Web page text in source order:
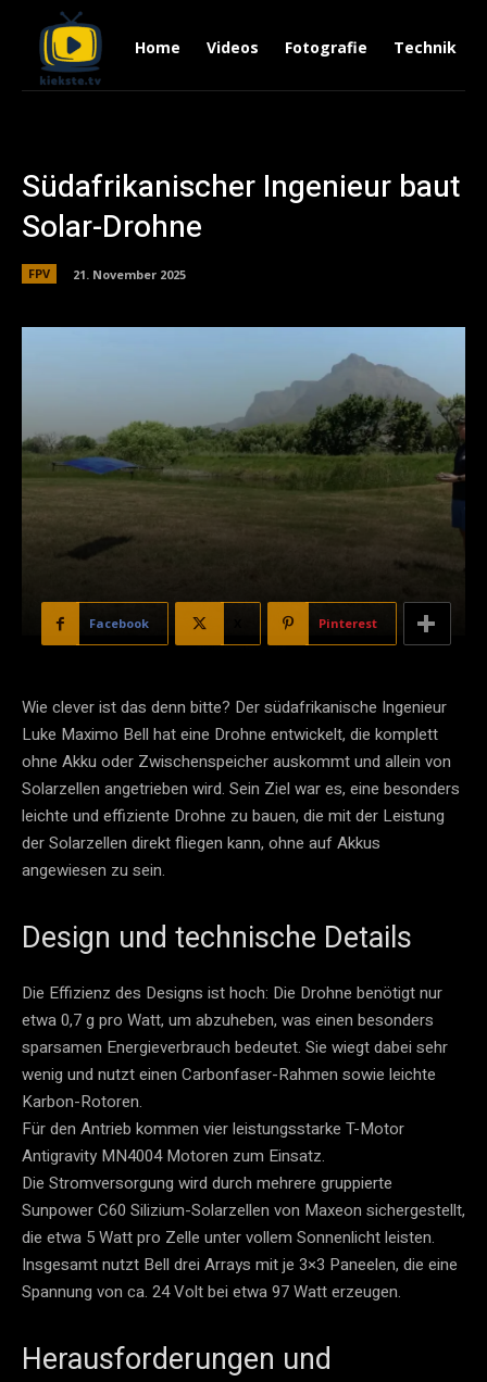
Home Videos Fotografie Technik
Südafrikanischer Ingenieur baut
Solar-Drohne
FPV 21. November 2025
Facebook Pinterest
Wie clever ist das denn bitte? Der südafrikanische Ingenieur
Luke Maximo Bell hat eine Drohne entwickelt, die komplett
ohne Akku oder Zwischenspeicher auskommt und allein von
Solarzellen angetrieben wird. Sein Ziel war es, eine besonders
leichte und effiziente Drohne zu bauen, die mit der Leistung
der Solarzellen direkt fliegen kann, ohne auf Akkus
angewiesen zu sein.
Design und technische Details
Die Effizienz des Designs ist hoch: Die Drohne benötigt nur
etwa 0,7 g pro Watt, um abzuheben, was einen besonders
sparsamen Energieverbrauch bedeutet. ​ Sie wiegt dabei sehr
wenig und nutzt einen Carbonfaser-Rahmen sowie leichte
Karbon-Rotoren.
Für den Antrieb kommen vier leistungsstarke T-Motor
Antigravity MN4004 Motoren zum Einsatz.
Die Stromversorgung wird durch mehrere gruppierte
Sunpower C60 Silizium-Solarzellen von Maxeon sichergestellt,
die etwa 5 Watt pro Zelle unter vollem Sonnenlicht leisten.
Insgesamt nutzt Bell drei Arrays mit je 3×3 Paneelen, die eine
Spannung von ca. 24 Volt bei etwa 97 Watt erzeugen.
Herausforderungen und